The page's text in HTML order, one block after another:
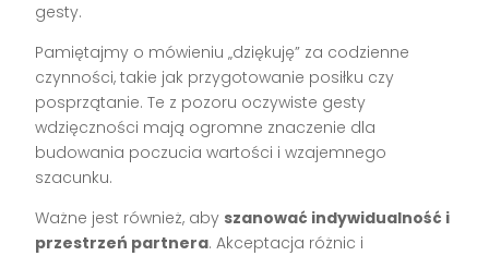
gesty.
Pamiętajmy o mówieniu „dziękuję” za codzienne
czynności, takie jak przygotowanie posiłku czy
posprzątanie. Te z pozoru oczywiste gesty
wdzięczności mają ogromne znaczenie dla
budowania poczucia wartości i wzajemnego
szacunku.
Ważne jest również, aby szanować indywidualność i
przestrzeń partnera. Akceptacja różnic i